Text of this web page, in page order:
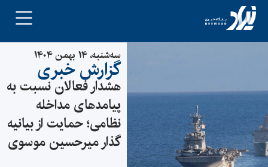
سه‌شنبه، ۱۴ بهمن ۱۴۰۴
گزارش خبری
هشدار فعالان نسبت به
پیامدهای مداخله
نظامی؛ حمایت از بیانیه
گذار میرحسین موسوی